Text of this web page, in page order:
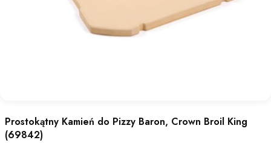
Prostokątny Kamień do Pizzy Baron, Crown Broil King
(69842)